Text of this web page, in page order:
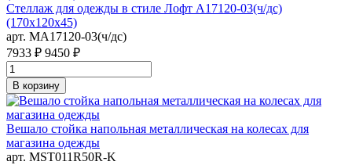
Стеллаж для одежды в стиле Лофт A17120-03(ч/дс)
(170х120х45)
арт. MA17120-03(ч/дс)
7933 ₽ 9450 ₽
В корзину
Вешало стойка напольная металлическая на колесах для
магазина одежды
арт. MST011R50R-K